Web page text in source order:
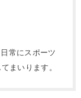
常にスポーツ
まいります。